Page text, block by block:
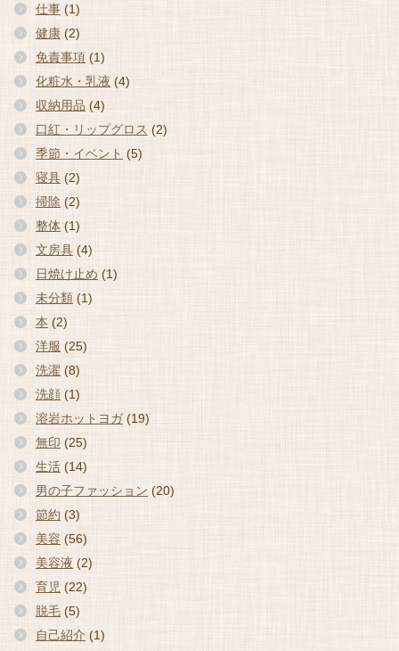
仕事 (1)
健康 (2)
免責事項 (1)
化粧水・乳液 (4)
収納用品 (4)
口紅・リップグロス (2)
季節・イベント (5)
寝具 (2)
掃除 (2)
整体 (1)
文房具 (4)
日焼け止め (1)
未分類 (1)
本 (2)
洋服 (25)
洗濯 (8)
洗顔 (1)
溶岩ホットヨガ(19)
無印 (25)
生活 (14)
男の子ファッション (20)
節約 (3)
美容 (56)
美容液 (2)
育児 (22)
脱毛 (5)
自己紹介 (1)